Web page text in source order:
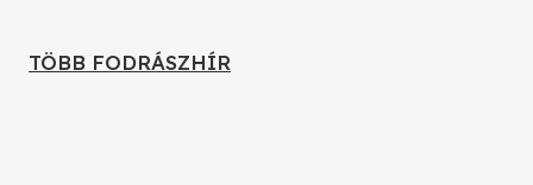
TÖBB FODRÁSZHÍR